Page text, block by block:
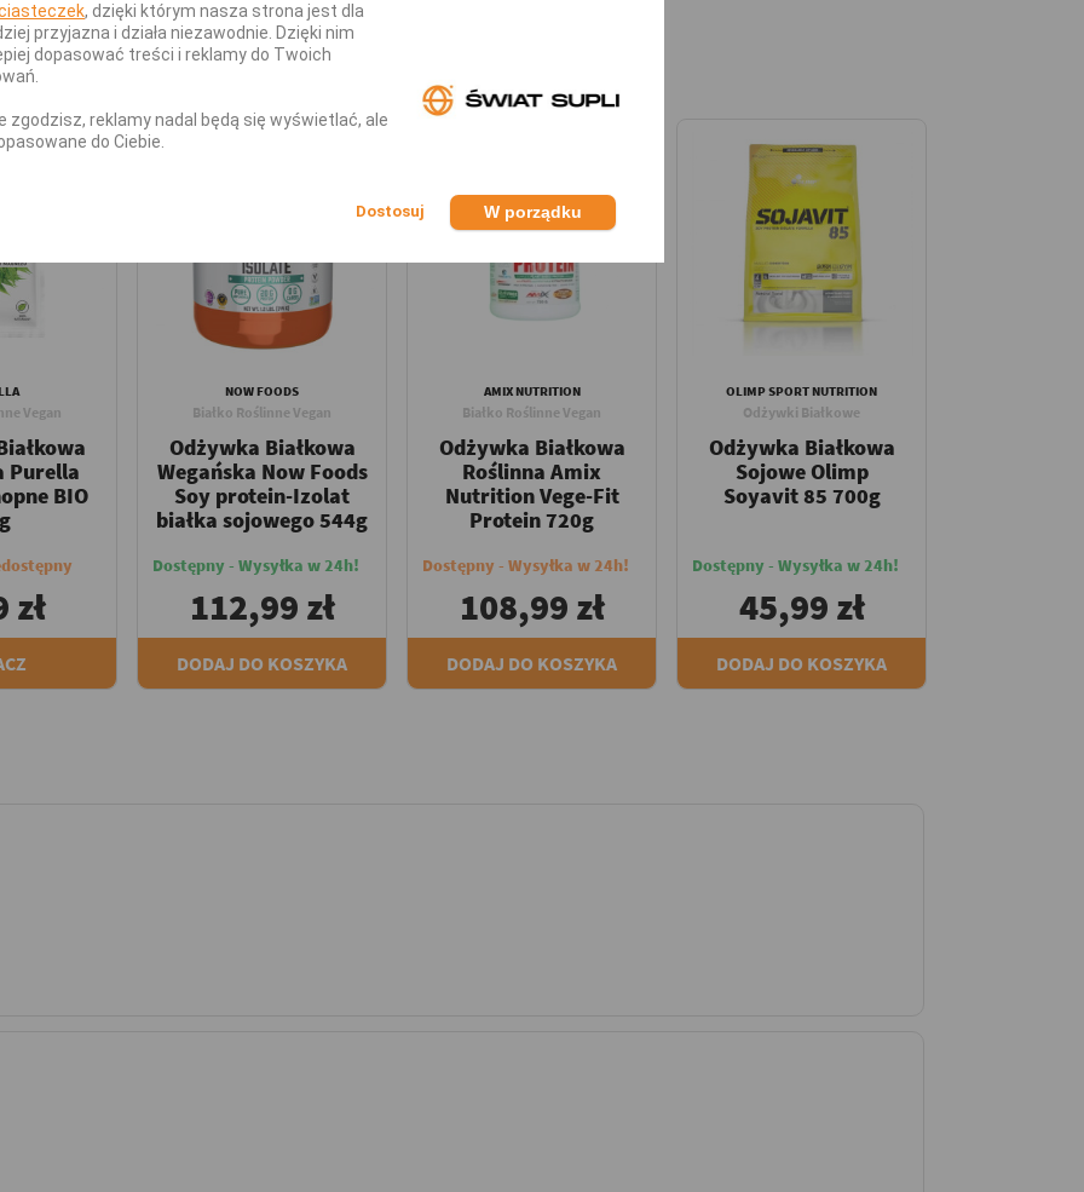
Nowy
Vegan
Purella
BIO
zł
NOW FOODS
Białko Roślinne Vegan
Odżywka Białkowa
Wegańska Now Foods
Soy protein-Izolat
białka sojowego 544g
Dostępny - Wysyłka w 24h!
112,99 zł
DODAJ DO KOSZYKA
AMIX NUTRITION
Białko Roślinne Vegan
Odżywka Białkowa
Roślinna Amix
Nutrition Vege-Fit
Protein 720g
Dostępny - Wysyłka w 24h!
108,99 zł
DODAJ DO KOSZYKA
OLIMP SPORT NUTRITION
Odżywki Białkowe
Odżywka Białkowa
Sojowe Olimp
Soyavit 85 700g
Dostępny - Wysyłka w 24h!
45,99 zł
DODAJ DO KOSZYKA
, dzięki którym nasza strona jest dla
przyjazna i działa niezawodnie. Dzięki nim
dopasować treści i reklamy do Twoich
zgodzisz, reklamy nadal będą się wyświetlać, ale
do Ciebie.
W porządku